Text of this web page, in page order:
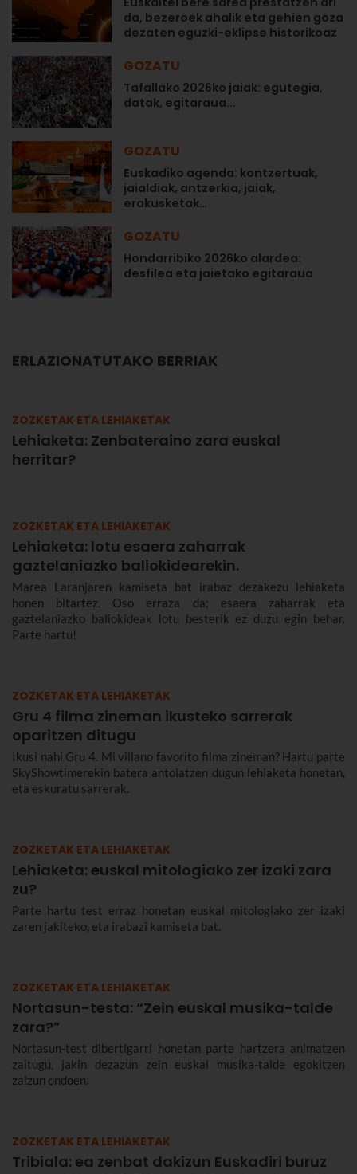
da, bezeroek ahalik eta gehien goza
dezaten eguzki-eklipse historikoaz
GOZATU
Tafallako 2026ko jaiak: egutegia,
datak, egitaraua...
GOZATU
Euskadiko agenda: kontzertuak,
jaialdiak, antzerkia, jaiak,
erakusketak…
GOZATU
Hondarribiko 2026ko alardea:
desfilea eta jaietako egitaraua
ERLAZIONATUTAKO BERRIAK
ZOZKETAK ETA LEHIAKETAK
Lehiaketa: Zenbateraino zara euskal
herritar?
ZOZKETAK ETA LEHIAKETAK
Lehiaketa: lotu esaera zaharrak
gaztelaniazko baliokidearekin.
Marea Laranjaren kamiseta bat irabaz dezakezu lehiaketa
honen bitartez. Oso erraza da; esaera zaharrak eta
gaztelaniazko baliokideak lotu besterik ez duzu egin behar.
Parte hartu!
ZOZKETAK ETA LEHIAKETAK
Gru 4 filma zineman ikusteko sarrerak
oparitzen ditugu
Ikusi nahi Gru 4. Mi villano favorito filma zineman? Hartu parte
SkyShowtimerekin batera antolatzen dugun lehiaketa honetan,
eta eskuratu sarrerak.
ZOZKETAK ETA LEHIAKETAK
Lehiaketa: euskal mitologiako zer izaki zara
zu?
Parte hartu test erraz honetan euskal mitologiako zer izaki
zaren jakiteko, eta irabazi kamiseta bat.
ZOZKETAK ETA LEHIAKETAK
Nortasun-testa: “Zein euskal musika-talde
zara?”
Nortasun-test dibertigarri honetan parte hartzera animatzen
zaitugu, jakin dezazun zein euskal musika-talde egokitzen
zaizun ondoen.
ZOZKETAK ETA LEHIAKETAK
Tribiala: ea zenbat dakizun Euskadiri buruz